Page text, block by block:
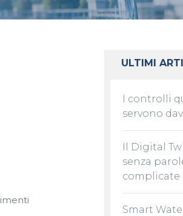
ULTIMI
I controlli
servono
Il Digital
senza
complicate
Smart